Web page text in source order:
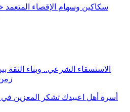
سكاكين وسهام الإقصاء المتعمد
الاستسقاء الشرعي.. وبناء الثقة
أسرة أهل اعبيدك تشكر المعزين في